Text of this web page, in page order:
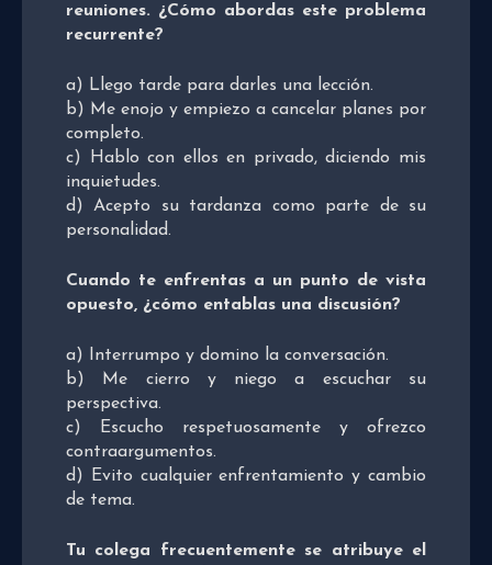
reuniones. ¿Cómo abordas este problema
recurrente?
a) Llego tarde para darles una lección.
b) Me enojo y empiezo a cancelar planes por
completo.
c) Hablo con ellos en privado, diciendo mis
inquietudes.
d) Acepto su tardanza como parte de su
personalidad.
Cuando te enfrentas a un punto de vista
opuesto, ¿cómo entablas una discusión?
a) Interrumpo y domino la conversación.
b) Me cierro y niego a escuchar su
perspectiva.
c) Escucho respetuosamente y ofrezco
contraargumentos.
d) Evito cualquier enfrentamiento y cambio
de tema.
Tu colega frecuentemente se atribuye el